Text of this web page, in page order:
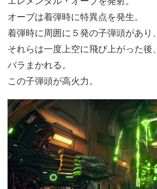
オーブは着弾時に特異点を発生。
着弾時に周囲に５発の子弾頭があり、
それらは一度上空に飛び上がった後、
バラまかれる。
この子弾頭が高火力。